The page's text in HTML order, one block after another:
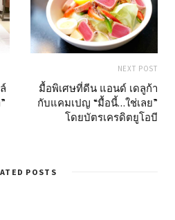
NEXT POST
มื้อพิเศษที่ดีน แอนด์ เดลูก้า
กับแคมเปญ “มื้อนี้…ใช่เลย”
โดยบัตรเครดิตยูโอบี
POSTS